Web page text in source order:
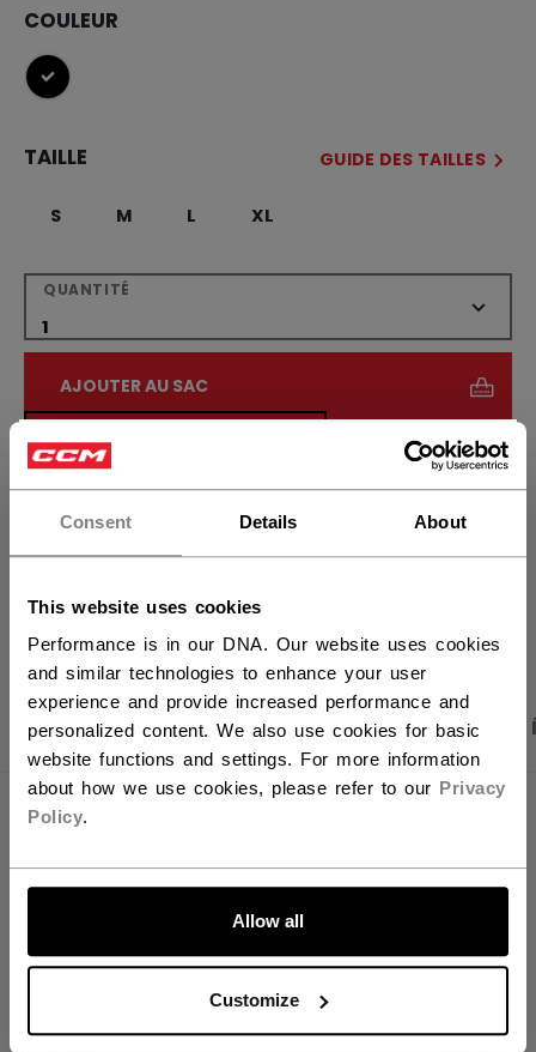
Consent Details About
This website uses cookies
Performance is in our DNA. Our website uses cookies
and similar technologies to enhance your user
experience and provide increased performance and
personalized content. We also use cookies for basic
website functions and settings. For more information
about how we use cookies, please refer to our Privacy
Policy.
Allow all
Customize
Vous souhaitez expédier des
produits aux États-Unis ?
ALLONS-Y !
COULEUR
sélectionné
TAILLE GUIDE DES TAILLES
S M L XL
QUANTITÉ
AJOUTER AU SAC
TROUVER EN MAGASIN
Politique de livraison Retours gratuits
PHOTOS DU PRODUIT CARACTÉRISTIQUES
CARACTÉRISTIQUES
IDENTIFICATION
BLPTKPRO-JR
Junior
COLLECTION
Tacks